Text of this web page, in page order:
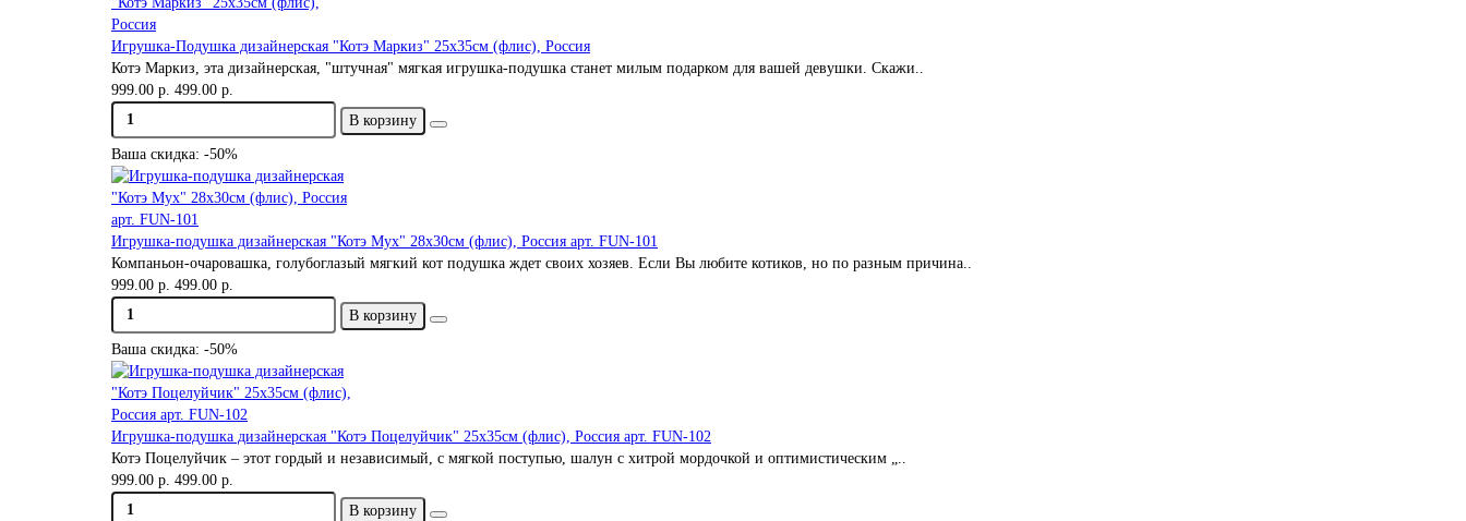
Игрушка-Подушка дизайнерская "Котэ Маркиз" 25х35см (флис), Россия
Котэ Маркиз, эта дизайнерская, "штучная" мягкая игрушка-подушка станет милым подарком для вашей девушки. Скажи..
999.00 р. 499.00 р.
В корзину
Ваша скидка: -50%
Игрушка-подушка дизайнерская "Котэ Мух" 28х30см (флис), Россия арт. FUN-101
Компаньон-очаровашка, голубоглазый мягкий кот подушка ждет своих хозяев. Если Вы любите котиков, но по разным причина..
999.00 р. 499.00 р.
В корзину
Ваша скидка: -50%
Игрушка-подушка дизайнерская "Котэ Поцелуйчик" 25х35см (флис), Россия арт. FUN-102
Котэ Поцелуйчик – этот гордый и независимый, с мягкой поступью, шалун с хитрой мордочкой и оптимистическим „..
999.00 р. 499.00 р.
В корзину